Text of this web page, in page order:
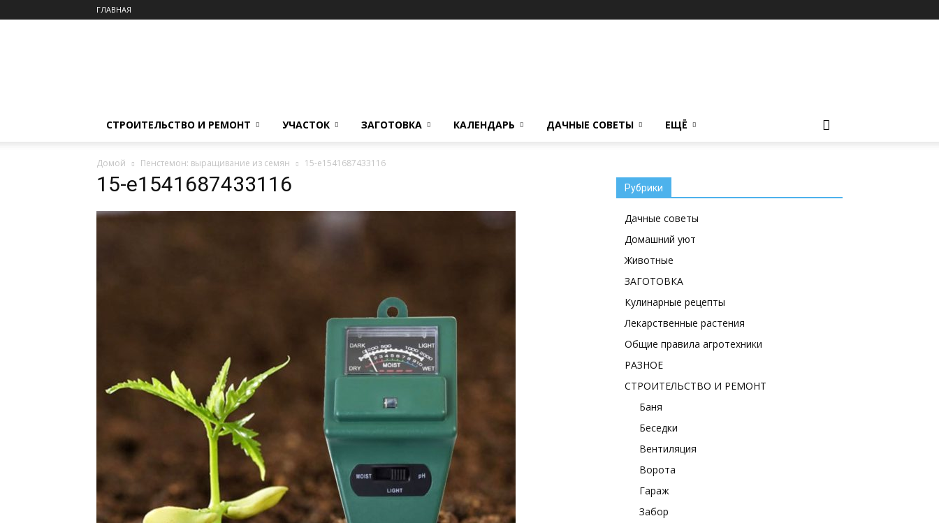
ГЛАВНАЯ
СТРОИТЕЛЬСТВО И РЕМОНТ УЧАСТОК ЗАГОТОВКА КАЛЕНДАРЬ ДАЧНЫЕ СОВЕТЫ ЕЩЁ
Домой Пенстемон: выращивание из семян 15-e1541687433116
15-e1541687433116 Рубрики
Дачные советы
Домашний уют
Животные
ЗАГОТОВКА
Кулинарные рецепты
Лекарственные растения
Общие правила агротехники
РАЗНОЕ
СТРОИТЕЛЬСТВО И РЕМОНТ
Баня
Беседки
Вентиляция
Ворота
Гараж
Забор